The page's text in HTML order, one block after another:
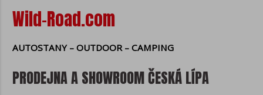
Wild-Road.com
AUTOSTANY – OUTDOOR – CAMPING
PRODEJNA A SHOWROOM ČESKÁ LÍPA
krátkodobá, která jsou automaticky
vymazána při zavření webového
prohlížeče nebo při provedené akci
uživatelem (např. při odhlášení z
webových stránek) a dlouhodobá, která
zůstávají v prohlížeči i po jeho opětovném